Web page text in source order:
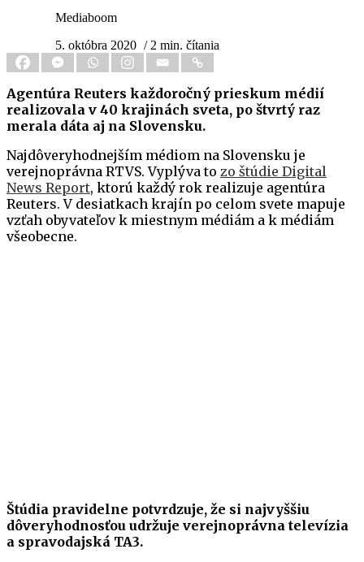
Mediaboom
5. októbra 2020 / 2 min. čítania
Agentúra Reuters každoročný prieskum médií
realizovala v 40 krajinách sveta, po štvrtý raz
merala dáta aj na Slovensku.
Najdôveryhodnejším médiom na Slovensku je
verejnoprávna RTVS. Vyplýva to zo štúdie Digital
News Report, ktorú každý rok realizuje agentúra
Reuters. V desiatkach krajín po celom svete mapuje
vzťah obyvateľov k miestnym médiám a k médiám
všeobecne.
Štúdia pravidelne potvrdzuje, že si najvyššiu
dôveryhodnosťou udržuje verejnoprávna televízia
a spravodajská TA3.